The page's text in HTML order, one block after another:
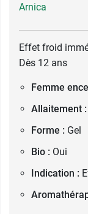
Arnica
Effet froid
Dès 12 ans
Femme
Allaitement :
Forme : Gel
Bio : Oui
Indication :